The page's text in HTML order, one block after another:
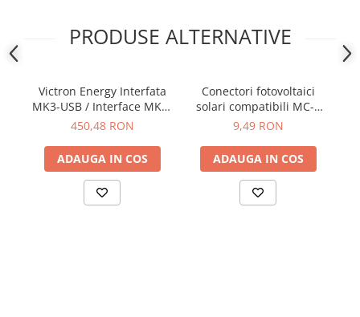
Proiecte SpecialePRODUSE ALTERNATIVE
Victron Energy Interfata
MK3-USB / Interface MK3-
USB (VE.Bus to USB)
450,48 RON
ADAUGA IN COS
Conectori fotovoltaici
solari compatibili MC-4
(tata)
9,49 RON
ADAUGA IN COS